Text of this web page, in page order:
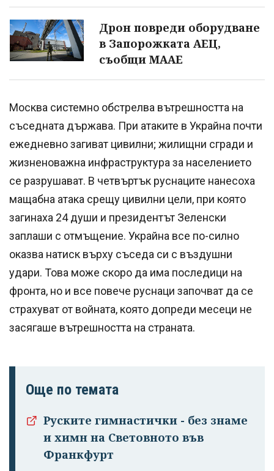
Дрон повреди оборудване
в Запорожката АЕЦ,
съобщи МААЕ
Москва системно обстрелва вътрешността на
съседната държава. При атаките в Украйна почти
ежедневно загиват цивилни; жилищни сгради и
жизненоважна инфраструктура за населението
се разрушават. В четвъртък руснаците нанесоха
мащабна атака срещу цивилни цели, при която
загинаха 24 души и президентът Зеленски
заплаши с отмъщение. Украйна все по-силно
оказва натиск върху съседа си с въздушни
удари. Това може скоро да има последици на
фронта, но и все повече руснаци започват да се
страхуват от войната, която допреди месеци не
засягаше вътрешността на страната.
Още по темата
Руските гимнастички - без знаме
и химн на Световното във
Франкфурт